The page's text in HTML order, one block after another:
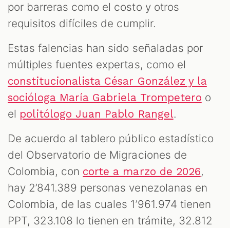
por barreras como el costo y otros
requisitos difíciles de cumplir.
Estas falencias han sido señaladas por
múltiples fuentes expertas, como el
constitucionalista César González y la
socióloga María Gabriela Trompetero o
el politólogo Juan Pablo Rangel.
De acuerdo al tablero público estadístico
del Observatorio de Migraciones de
Colombia, con corte a marzo de 2026,
hay 2’841.389 personas venezolanas en
Colombia, de las cuales 1’961.974 tienen
PPT, 323.108 lo tienen en trámite, 32.812